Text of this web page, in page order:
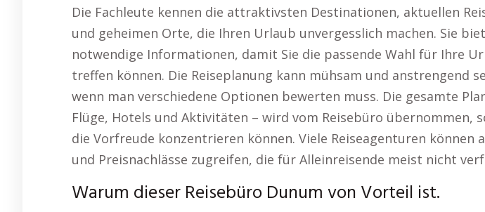
Die Fachleute kennen die attraktivsten Destinationen, aktuellen
und geheimen Orte, die Ihren Urlaub unvergesslich machen. Sie
notwendige Informationen, damit Sie die passende Wahl für Ihre
treffen können. Die Reiseplanung kann mühsam und anstrengend
wenn man verschiedene Optionen bewerten muss. Die gesamte
Flüge, Hotels und Aktivitäten – wird vom Reisebüro übernommen,
die Vorfreude konzentrieren können. Viele Reiseagenturen können
und Preisnachlässe zugreifen, die für Alleinreisende meist nicht
Warum dieser Reisebüro Dunum von Vorteil ist.